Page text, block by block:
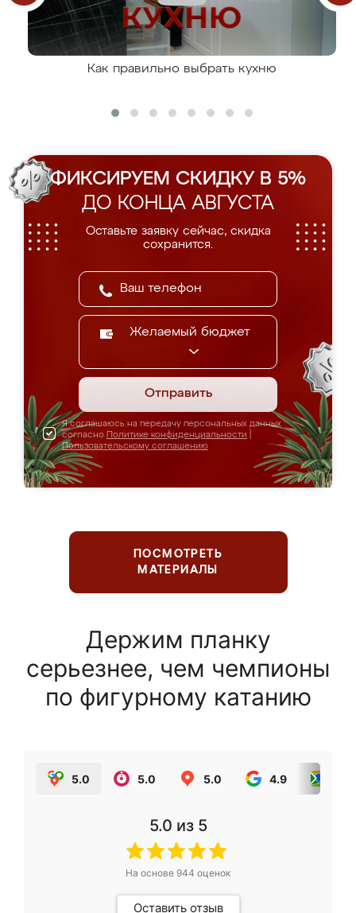
Как правильно выбрать кухню
ФИКСИРУЕМ СКИДКУ В 5%
ДО КОНЦА АВГУСТА
Оставьте заявку сейчас, скидка
сохранится.
Желаемый бюджет
Отправить
Я соглашаюсь на передачу персональных данных
согласно Политике конфиденциальности
Пользовательскому соглашению
ПОСМОТРЕТЬ
МАТЕРИАЛЫ
Держим планку
серьезнее, чем чемпионы
по фигурному катанию
5.0 5.0 5.0 4.9
5.0 из 5
На основе 944 оценок
Оставить отзыв